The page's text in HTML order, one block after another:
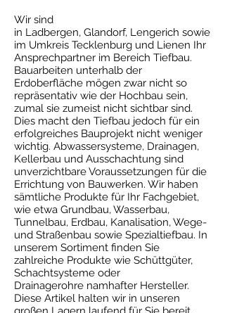
Wir sind
in Ladbergen, Glandorf, Lengerich sowie
im Umkreis Tecklenburg und Lienen Ihr
Ansprechpartner im Bereich Tiefbau.
Bauarbeiten unterhalb der
Erdoberfläche mögen zwar nicht so
repräsentativ wie der Hochbau sein,
zumal sie zumeist nicht sichtbar sind.
Dies macht den Tiefbau jedoch für ein
erfolgreiches Bauprojekt nicht weniger
wichtig. Abwassersysteme, Drainagen,
Kellerbau und Ausschachtung sind
unverzichtbare Voraussetzungen für die
Errichtung von Bauwerken. Wir haben
sämtliche Produkte für Ihr Fachgebiet,
wie etwa Grundbau, Wasserbau,
Tunnelbau, Erdbau, Kanalisation, Wege-
und Straßenbau sowie Spezialtiefbau. In
unserem Sortiment finden Sie
zahlreiche Produkte wie Schüttgüter,
Schachtsysteme oder
Drainagerohre namhafter Hersteller.
Diese Artikel halten wir in unseren